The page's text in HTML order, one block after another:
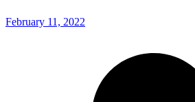
February 11, 2022